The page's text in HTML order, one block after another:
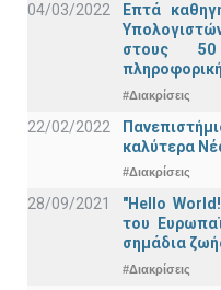
04/03/2022
Επτά
στους 50
#Διακρίσεις
22/02/2022
καλύτερα
#Διακρίσεις
28/09/2021
"Hello
του
σημάδια
#Διακρίσεις